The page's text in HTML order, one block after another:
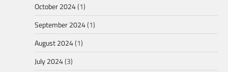
October 2024(1)
September 2024(1)
August 2024(1)
July 2024(3)